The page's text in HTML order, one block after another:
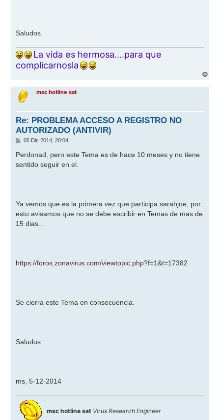
Saludos.
La vida es hermosa....para que
complicarnosla
r
msc hotline sat
Re: PROBLEMA ACCESO A REGISTRO NO
AUTORIZADO (ANTIVIR)
M
n
s
a
05 Dic 2014, 20:04
Perdonad, pero este Tema es de hace 10 meses y no tiene
sentido seguir en el.
Ya vemos que es la primera vez que participa sarahjoe, por
esto avisamos que no se debe escribir en Temas de mas de
15 dias...
https://foros.zonavirus.com/viewtopic.php?f=1&t=17382
Se cierra este Tema en consecuencia.
Saludos
ms, 5-12-2014
msc hotline sat Virus Research Engineer